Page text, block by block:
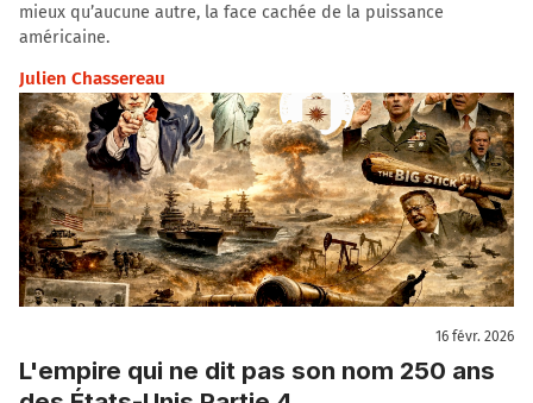
mieux qu’aucune autre, la face cachée de la puissance
américaine.
Julien Chassereau
16 févr. 2026
L'empire qui ne dit pas son nom 250 ans